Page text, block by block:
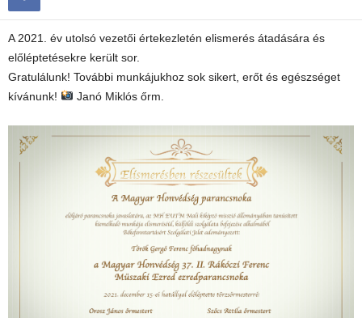
A 2021. év utolsó vezetői értekezletén elismerés átadására és
előléptetésekre került sor.
Gratulálunk! További munkájukhoz sok sikert, erőt és egészséget
kívánunk!
Janó Miklós őrm.